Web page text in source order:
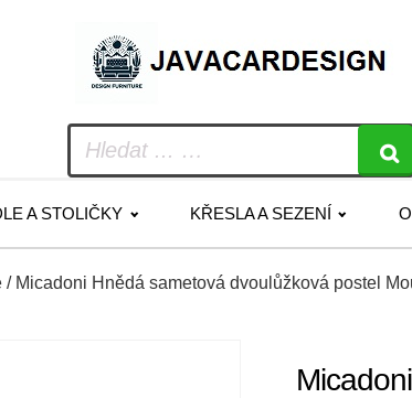
A STOLIČKY KŘESLA A SEZENÍ
/ Micadoni Hnědá sametová dvoulůžková postel